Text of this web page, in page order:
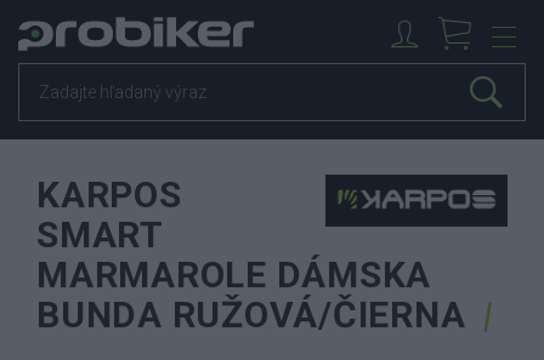
KARPOS
SMART
MARMAROLE DÁMSKA
BUNDA RUŽOVÁ/ČIERNA